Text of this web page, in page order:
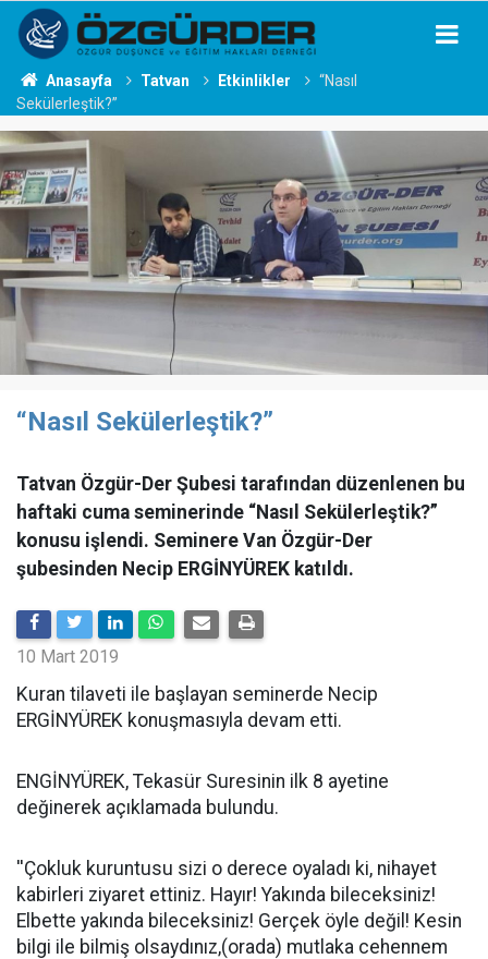
Anasayfa Tatvan Etkinlikler
“Nasıl
Sekülerleştik?”
“Nasıl Sekülerleştik?”
Tatvan Özgür-Der Şubesi tarafından düzenlenen bu
haftaki cuma seminerinde “Nasıl Sekülerleştik?”
konusu işlendi. Seminere Van Özgür-Der
şubesinden Necip ERGİNYÜREK katıldı.
10 Mart 2019
Kuran tilaveti ile başlayan seminerde Necip
ERGİNYÜREK konuşmasıyla devam etti.
ENGİNYÜREK, Tekasür Suresinin ilk 8 ayetine
değinerek açıklamada bulundu.
''Çokluk kuruntusu sizi o derece oyaladı ki, nihayet
kabirleri ziyaret ettiniz. Hayır! Yakında bileceksiniz!
Elbette yakında bileceksiniz! Gerçek öyle değil! Kesin
bilgi ile bilmiş olsaydınız,(orada) mutlaka cehennem